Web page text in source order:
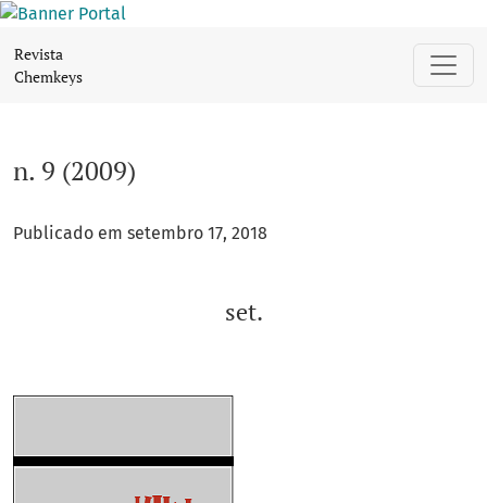
Revista
Chemkeys
n. 9 (2009)
Publicado em setembro 17, 2018
set.